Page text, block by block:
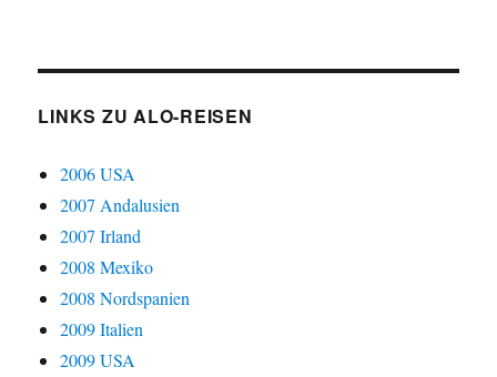
LINKS ZU ALO-REISEN
2006 USA
2007 Andalusien
2007 Irland
2008 Mexiko
2008 Nordspanien
2009 Italien
2009 USA